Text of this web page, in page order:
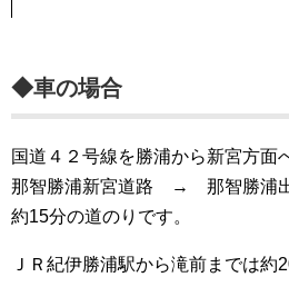
◆車の場合
国道４２号線を勝浦から新宮方面
那智勝浦新宮道路 → 那智勝浦出
約15分の道のりです。
ＪＲ紀伊勝浦駅から滝前までは約